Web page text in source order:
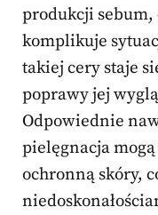
produkcji sebum,
komplikuje
takiej cery staje
poprawy jej
Odpowiednie
pielęgnacja
ochronną skóry,